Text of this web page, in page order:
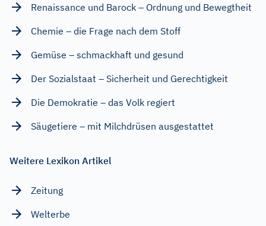
Renaissance und Barock – Ordnung und Bewegtheit
Chemie – die Frage nach dem Stoff
Gemüse – schmackhaft und gesund
Der Sozialstaat – Sicherheit und Gerechtigkeit
Die Demokratie – das Volk regiert
Säugetiere – mit Milchdrüsen ausgestattet
Weitere Lexikon Artikel
Zeitung
Welterbe